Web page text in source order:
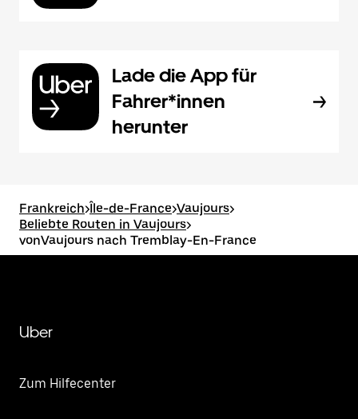
Lade die App für
Fahrer*innen
herunter
Frankreich>Île-de-France>Vaujours>
Beliebte Routen in Vaujours>
vonVaujours nach Tremblay-En-France
Uber
Zum Hilfecenter